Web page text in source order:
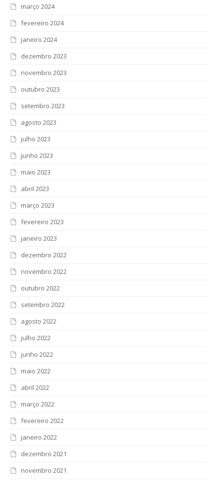
março 2024
fevereiro 2024
janeiro 2024
dezembro 2023
novembro 2023
outubro 2023
setembro 2023
agosto 2023
julho 2023
junho 2023
maio 2023
abril 2023
março 2023
fevereiro 2023
janeiro 2023
dezembro 2022
novembro 2022
outubro 2022
setembro 2022
agosto 2022
julho 2022
junho 2022
maio 2022
abril 2022
março 2022
fevereiro 2022
janeiro 2022
dezembro 2021
novembro 2021